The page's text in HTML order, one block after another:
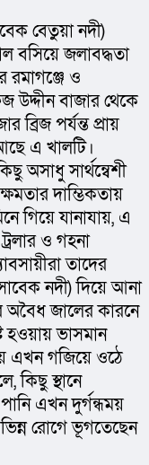
বেতুয়া নদী)
বসিয়ে জলাবদ্ধতা
রমাগঞ্জে ও
উদ্দীন বাজার থেকে
পর্যন্ত প্রায়
এ খালটি।
অসাধু সার্থন্বেশী
দাম্ভিকতায়
গিয়ে যানাযায়, এ
ও গহনা
তাদের
নদী) দিয়ে আনা
অবৈধ জালের কারনে
হওয়ায় ভাসমান
এখন গজিয়ে ওঠে
কিছু স্থানে
এখন দুর্গন্ধময়
রোগে ভূগতেছেন